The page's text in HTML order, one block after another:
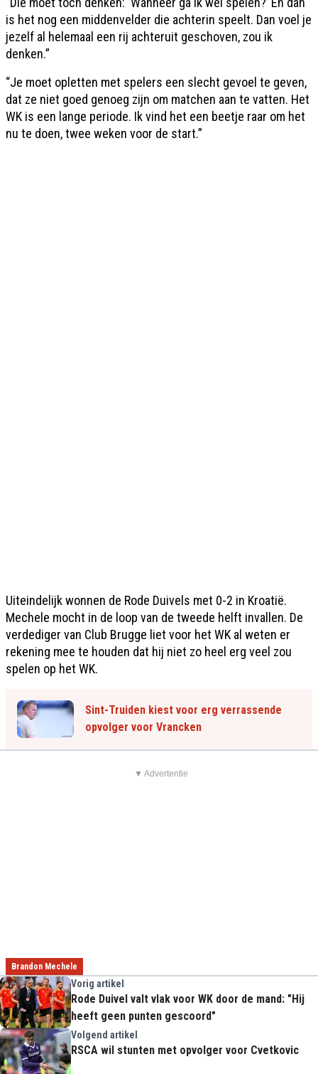
is het nog een middenvelder die achterin speelt. Dan voel je
jezelf al helemaal een rij achteruit geschoven, zou ik
denken.”
“Je moet opletten met spelers een slecht gevoel te geven,
dat ze niet goed genoeg zijn om matchen aan te vatten. Het
WK is een lange periode. Ik vind het een beetje raar om het
nu te doen, twee weken voor de start.”
Uiteindelijk wonnen de Rode Duivels met 0-2 in Kroatië.
Mechele mocht in de loop van de tweede helft invallen. De
verdediger van Club Brugge liet voor het WK al weten er
rekening mee te houden dat hij niet zo heel erg veel zou
spelen op het WK.
Sint-Truiden kiest voor erg verrassende
opvolger voor Vrancken
▼ Advertentie
Brandon Mechele
Vorig artikel
Rode Duivel valt vlak voor WK door de mand: "Hij
heeft geen punten gescoord"
Volgend artikel
RSCA wil stunten met opvolger voor Cvetkovic